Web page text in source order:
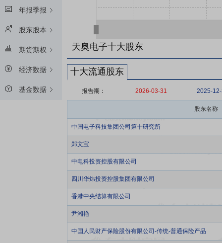
年报季报
股东股本
期货期权
经济数据
基金数据
天奥电子十大股东
十大流通股东
报告期： 2026-03-31 2025-
股东名称
中国电子科技集团公司第十研究所
郑文宝
中电科投资控股有限公司
四川华炜投资控股集团有限公司
香港中央结算有限公司
尹湘艳
中国人民财产保险股份有限公司-传统-普通保险产品